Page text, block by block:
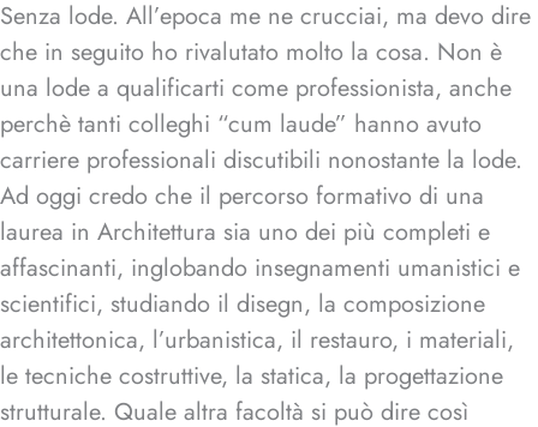
Senza lode. All’epoca me ne crucciai, ma devo dire
che in seguito ho rivalutato molto la cosa. Non è
una lode a qualificarti come professionista, anche
perchè tanti colleghi “cum laude” hanno avuto
carriere professionali discutibili nonostante la lode.
Ad oggi credo che il percorso formativo di una
laurea in Architettura sia uno dei più completi e
affascinanti, inglobando insegnamenti umanistici e
scientifici, studiando il disegn, la composizione
architettonica, l’urbanistica, il restauro, i materiali,
le tecniche costruttive, la statica, la progettazione
strutturale. Quale altra facoltà si può dire così